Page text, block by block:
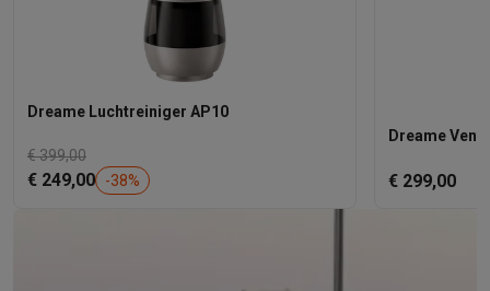
Dreame Luchtreiniger AP10
€ 399,00
€ 249,00 -38%
Dreame
€ 299,00